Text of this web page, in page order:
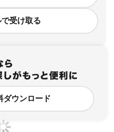
で受け取る
ダウンロード